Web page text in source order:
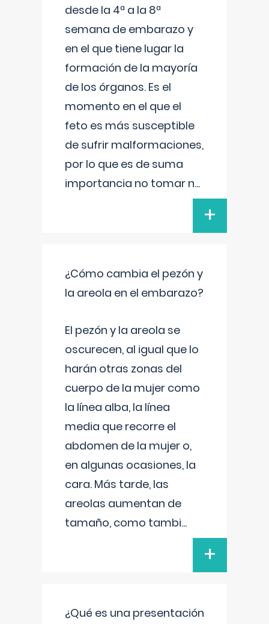
desde la 4ª a la 8ª
semana de embarazo y
en el que tiene lugar la
formación de la mayoría
de los órganos. Es el
momento en el que el
feto es más susceptible
de sufrir malformaciones,
por lo que es de suma
importancia no tomar n...
+
¿Cómo cambia el pezón y
la areola en el embarazo?
El pezón y la areola se
oscurecen, al igual que lo
harán otras zonas del
cuerpo de la mujer como
la línea alba, la línea
media que recorre el
abdomen de la mujer o,
en algunas ocasiones, la
cara. Más tarde, las
areolas aumentan de
tamaño, como tambi...
+
¿Qué es una presentación